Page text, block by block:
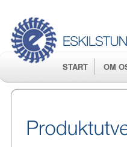
START OM